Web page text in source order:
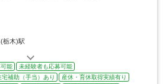
(栃木)駅
能
未経験者も応募可能
宅補助（手当）あり
産休・育休取得実績有り